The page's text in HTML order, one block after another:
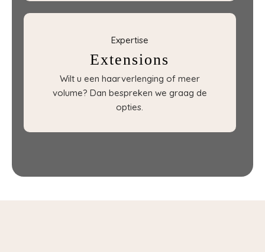
Expertise
Extensions
Wilt u een haarverlenging of meer
volume? Dan bespreken we graag de
opties.